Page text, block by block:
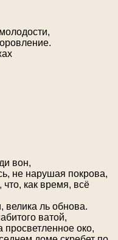
вон,
не нарушая покрова,
что, как время, всё
ль обнова.
ватой,
просветленное око,